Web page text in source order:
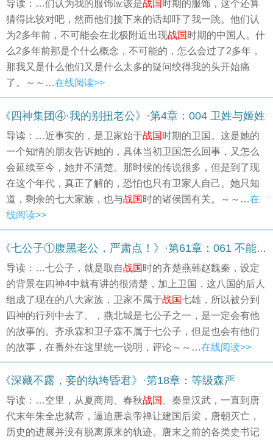
导读：…们认为我的服饰应该是战国时期的服饰，这个还算
猜得比较对吧，然而他们接下来的话却吓了我一跳。他们认
为2多年前，不可能会在北极附近出现战国时期的中国人。什
么2多年前那是个什么概念，不可能的，怎么会过了2多年，
那我又是什么他们又是什么太多的疑问绞得我的头开始痛
了。～～…在线阅读>>
《四神集团④·我的别扭老公》·第4章：004 卫姓与姬姓
导读：…近事实的，是卫家始于战国时期的卫国。这是她的
一个知情的朋友告诉她的，具体当初卫国怎么回事，又怎么
会延续至今，她并不清楚。那时候的传说很多，但是到了现
在这个年代，真正了解的，恐怕也只有卫家人自己。她只知
道，剩余的七大家族，也与战国时的诸侯国有关。～～…在
线阅读>>
《七公子①腹黑老公，严肃点！》·第61章：061 不能因为害怕受处分就乱栽赃同事，这样可不好
导读：…七公子，就是取自战国时的齐楚燕韩赵魏秦，设定
的背景在四神4中就有讲的很清楚，加上卫国，这八国的后人
组成了现在的八大家族，卫家不属于战国七雄，所以被分到
四神的行列中去了。，燕北城是七公子之一，是一定会有他
的故事的。齐承霖和卫子霖不属于七公子，但是也会有他们
的故事，在番外在这里统一说明，评论～～…在线阅读>>
《深藏不露，妾的纨绔昏君》·第18章：等级森严
导读：…空里，从夏商周、春秋战国
、秦皇汉武，一直到唐
代末年朱全忠弑帝，逼迫唐哀帝禅让建国后梁，唐朝灭亡，
历史的进展并没有脱离原来的轨迹。唐末之前的各类史书记